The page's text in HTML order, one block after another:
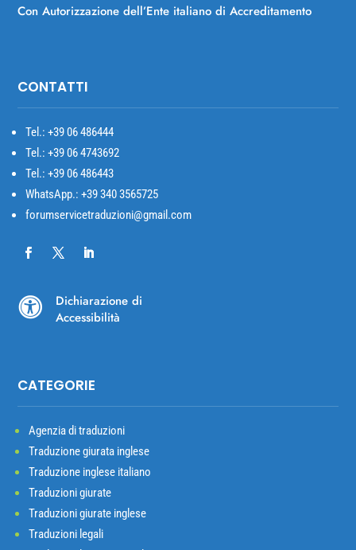
Con Autorizzazione dell’Ente italiano di Accreditamento
CONTATTI
Tel.: +3906 486444
Tel.: +39 06 4743692
Tel.: +39 06 486443
WhatsApp.: +39 340 3565725
forumservicetraduzioni@gmail.com

Dichiarazione di
Accessibilità
CATEGORIE
Agenzia di traduzioni
Traduzione giurata inglese
Traduzione inglese italiano
Traduzioni giurate
Traduzioni giurate inglese
Traduzioni legali